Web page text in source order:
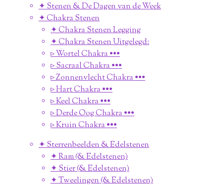
✦ Stenen & De Dagen van de Week
✦ Chakra Stenen
✦ Chakra Stenen Legging
✦ Chakra Stenen Uitgelegd:
▹ Wortel Chakra •••
▹ Sacraal Chakra •••
▹ Zonnenvlecht Chakra •••
▹ Hart Chakra •••
▹ Keel Chakra •••
▹ Derde Oog Chakra •••
▹ Kruin Chakra •••
✦ Sterrenbeelden & Edelstenen
✦ Ram (& Edelstenen)
✦ Stier (& Edelstenen)
✦ Tweelingen (& Edelstenen)